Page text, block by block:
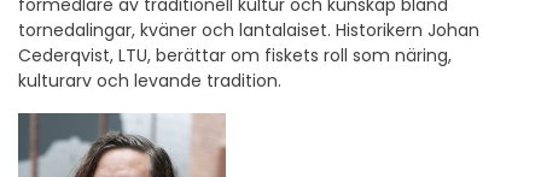
förmedlare av traditionell kultur och kunskap bland
tornedalingar, kväner och lantalaiset. Historikern Johan
Cederqvist, LTU, berättar om fiskets roll som näring,
kulturarv och levande tradition.